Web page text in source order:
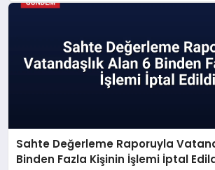
Sahte Değerleme Raporuyla
Binden Fazla Kişinin İşlemi İptal